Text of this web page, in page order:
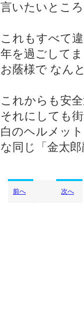
言いたいとこ
これもすべて
年を過ごして
お蔭様で なん
これからも安
それにしても
白のヘルメッ
な同じ「金太
前へ 次へ